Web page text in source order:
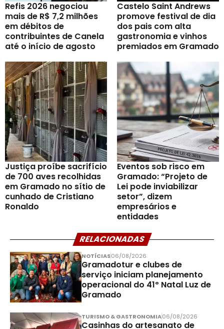
Refis 2026 negociou
mais de R$ 7,2 milhões
em débitos de
contribuintes de Canela
até o início de agosto
Castelo Saint Andrews
promove festival de dia
dos pais com alta
gastronomia e vinhos
premiados em Gramado
Justiça proíbe sacrifício
de 700 aves recolhidas
em Gramado no sítio de
cunhado de Cristiano
Ronaldo
Eventos sob risco em
Gramado: “Projeto de
Lei pode inviabilizar
setor”, dizem
empresários e
entidades
RELACIONADAS
NOTÍCIAS06/08/2026
Gramadotur e clubes de
serviço iniciam planejamento
operacional do 41º Natal Luz de
Gramado
TURISMO & GASTRONOMIA06/08/2026
Casinhas do artesanato de